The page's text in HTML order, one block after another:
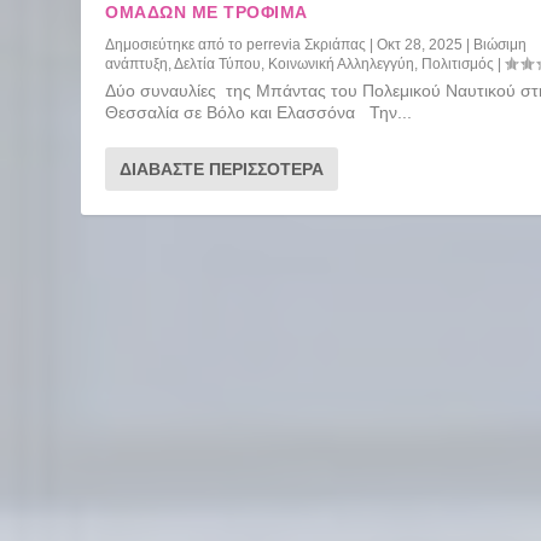
ΟΜΆΔΩΝ ΜΕ ΤΡΌΦΙΜΑ
Δημοσιεύτηκε από τοperrevia Σκριάπας |Οκτ 28, 2025 | Βιώσιμη
ανάπτυξη ,Δελτία Τύπου Κοινωνική Αλληλεγγύη Πολιτισμός |
Δύο συναυλίες της Μπάντας του Πολεμικού Ναυτικού
Θεσσαλία σε Βόλο και Ελασσόνα Την...
ΔΙΑΒΆΣΤΕ ΠΕΡΙΣΣΌΤΕΡΑ